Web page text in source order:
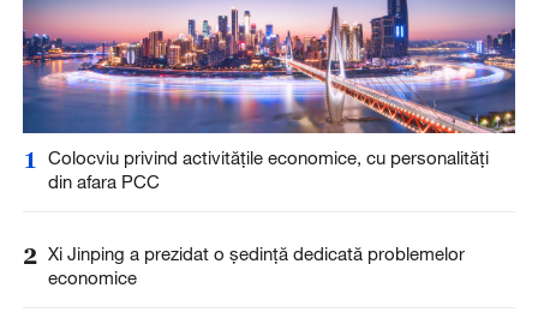
1
Colocviu privind activitățile economice, cu personalități
din afara PCC
2 Xi Jinping a prezidat o ședință dedicată problemelor
economice